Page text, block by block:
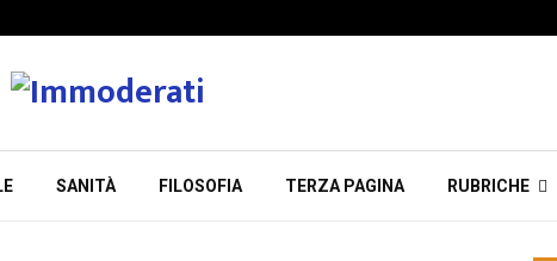
SANITÀ FILOSOFIA TERZA PAGINA RUBRICHE